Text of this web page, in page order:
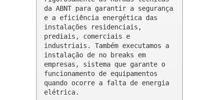
da ABNT para garantir a segurança
e a eficiência energética das
instalações residenciais,
prediais, comerciais e
industriais. Também executamos a
instalação de no breaks em
empresas, sistema que garante o
funcionamento de equipamentos
quando ocorre a falta de energia
elétrica.